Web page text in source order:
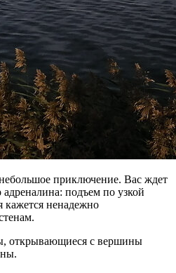
приключение. Вас ждет
подъем по узкой
кажется ненадежно
открывающиеся с вершины